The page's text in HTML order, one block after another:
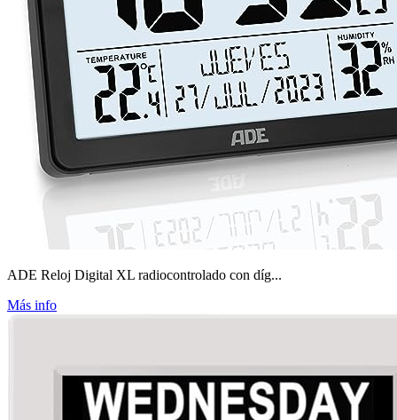
ADE Reloj Digital XL radiocontrolado con díg...
Más info